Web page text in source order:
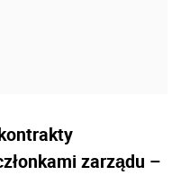
zarządu –